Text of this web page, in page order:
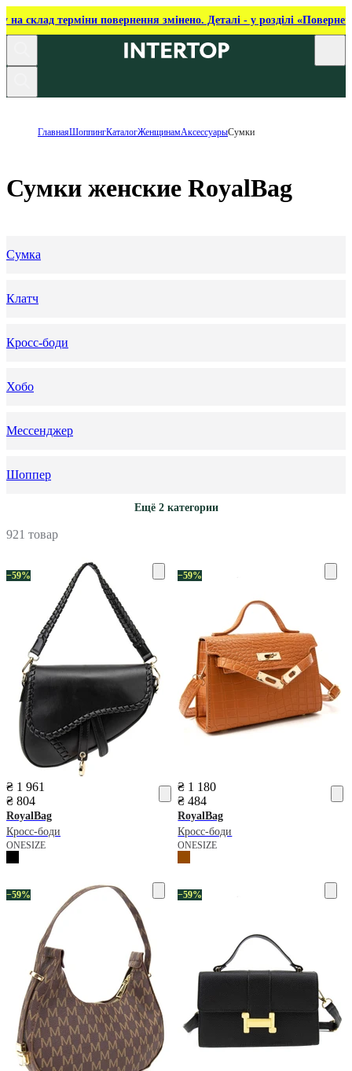
на склад терміни повернення змінено. Деталі - у розділі
ГлавнаяШоппингКаталогЖенщинамАксессуарыСумки
Сумки женские RoyalBag
Сумка
Клатч
Кросс-боди
Хобо
Мессенджер
Шоппер
Ещё 2 категории
921 товар
−59%
₴ 1 961
₴ 804
RoyalBag
Кросс-боди
ONESIZE
−59%
₴ 1 180
₴ 484
RoyalBag
Кросс-боди
ONESIZE
−59% −59%